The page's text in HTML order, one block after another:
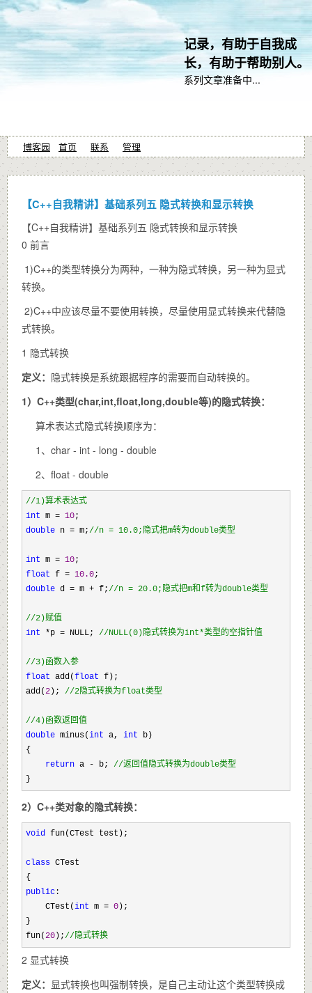
记录，有助于自我成
长，有助于帮助别人。
系列文章准备中...
博客园 首页 联系 管理
【C++自我精讲】基础系列五 隐式转换和显示转换
【C++自我精讲】基础系列五 隐式转换和显示转换
0 前言
1)C++的类型转换分为两种，一种为隐式转换，另一种为显式
转换。
2)C++中应该尽量不要使用转换，尽量使用显式转换来代替隐
式转换。
1 隐式转换
定义： 隐式转换是系统跟据程序的需要而自动转换的。
1）C++类型(char,int,float,long,double等)的隐式转换：
算术表达式隐式转换顺序为：
1、char - int - long - double
2、float - double
//1)算术表达式
int m = 10
double n = m;//n = 10.0;隐式把m转为double类型
int m = 10
float f = 10.0
double d = m + f;//n = 20.0;隐式把m和f转为double类型
//2)赋值
int *p = NULL; //NULL(0)隐式转换为int*类型的空指针值
//3)函数入参
float add(float f);
add(2); //2隐式转换为float类型
//4)函数返回值
double minus(int a, int b)
{
return a - b; //返回值隐式转换为double类型
}
2）C++类对象的隐式转换：
void fun(CTest test);
class CTest
public :
    CTest(
int m = 0);
}
fun(20);//隐式转换
2 显式转换
定义： 显式转换也叫强制转换，是自己主动让这个类型转换成